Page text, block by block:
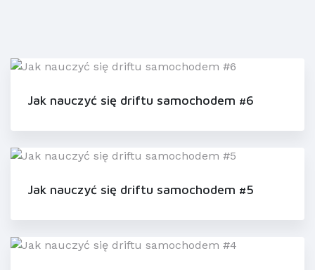
Jak nauczyć się driftu samochodem #6
Jak nauczyć się driftu samochodem #5